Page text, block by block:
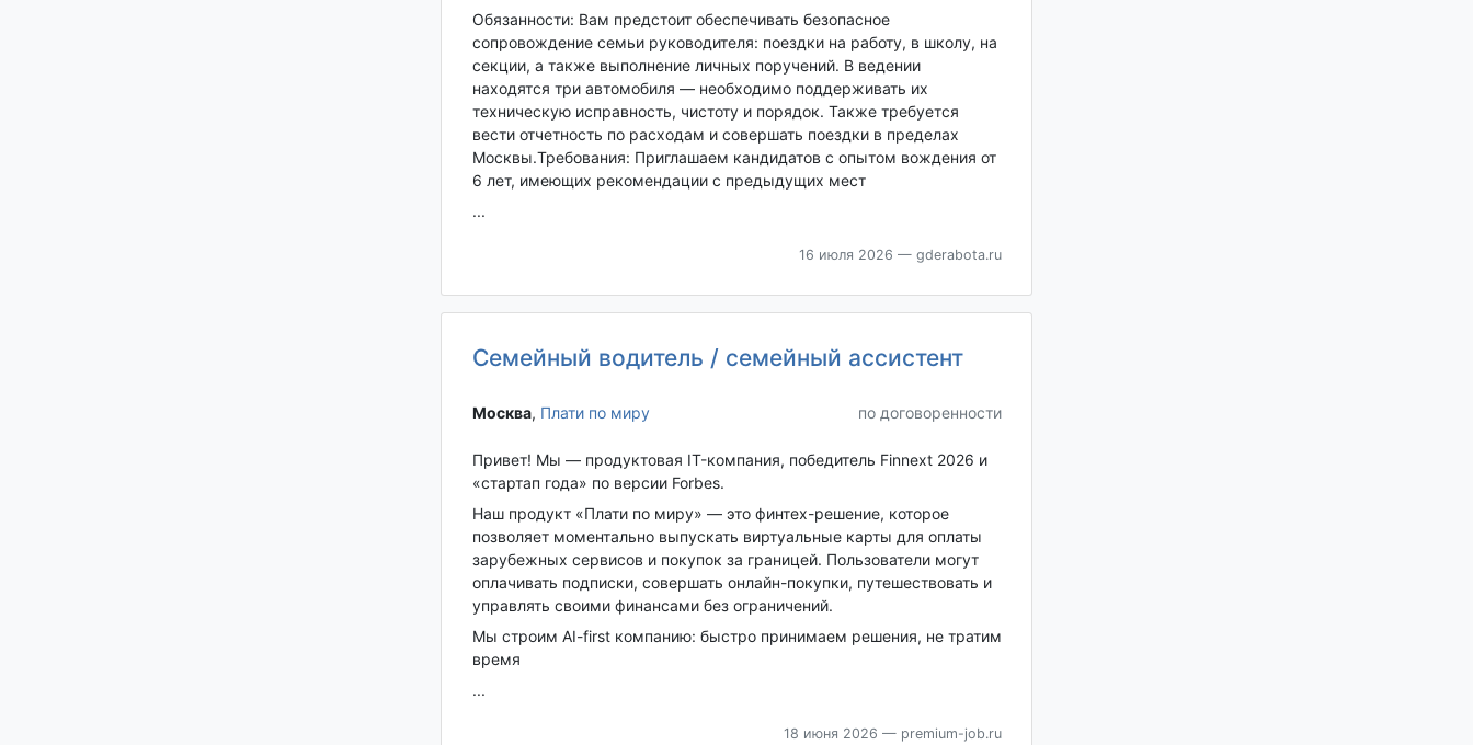
Обязанности: Вам предстоит обеспечивать безопасное
сопровождение семьи руководителя: поездки на работу, в школу, на
секции, а также выполнение личных поручений. В ведении
находятся три автомобиля — необходимо поддерживать их
техническую исправность, чистоту и порядок. Также требуется
вести отчетность по расходам и совершать поездки в пределах
Москвы.Требования: Приглашаем кандидатов с опытом вождения от
6 лет, имеющих рекомендации с предыдущих мест
...
16 июля 2026 — gderabota.ru
Семейный водитель / семейный ассистент
Москва‎, Плати по миру по договоренности
Привет! Мы — продуктовая IT-компания, победитель Finnext 2026 и
«стартап года» по версии Forbes.
Наш продукт «Плати по миру» — это финтех-решение, которое
позволяет моментально выпускать виртуальные карты для оплаты
зарубежных сервисов и покупок за границей. Пользователи могут
оплачивать подписки, совершать онлайн-покупки, путешествовать и
управлять своими финансами без ограничений.
Мы строим AI-first компанию: быстро принимаем решения, не тратим
время
...
18 июня 2026 — premium-job.ru